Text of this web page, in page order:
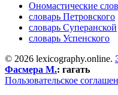
Ономастические
словарь Петровского
словарь Суперанской
словарь Успенского
© 2026 lexicography.online.
Фасмера М.: гагать
Пользовательское